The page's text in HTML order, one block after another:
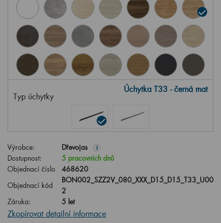
Typ úchytky
Úchytka T33 - černá mat
Výrobce: Dřevojas i
Dostupnost:
5 pracovních dnů
Objednací číslo
468620
Objednací kód
BON002_SZZ2V_080_XXX_D15_D15_T33_U00
2
Záruka:
5 let
Zkopírovat detailní informace